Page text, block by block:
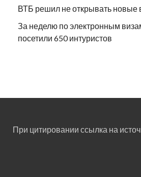
ВТБ решил не открывать новые
За неделю по электронным
посетили 650 интуристов
При цитировании ссылка на